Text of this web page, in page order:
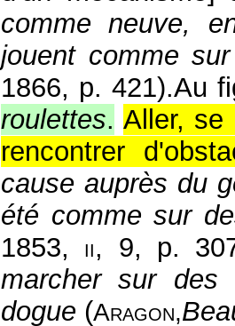
comme neuve,
jouent comme
1866, p. 421).Au
roulettes. Aller, se
rencontrer
cause auprès du
été comme sur
1853, ii, 9, p.
marcher sur des
dogue (Aragon,